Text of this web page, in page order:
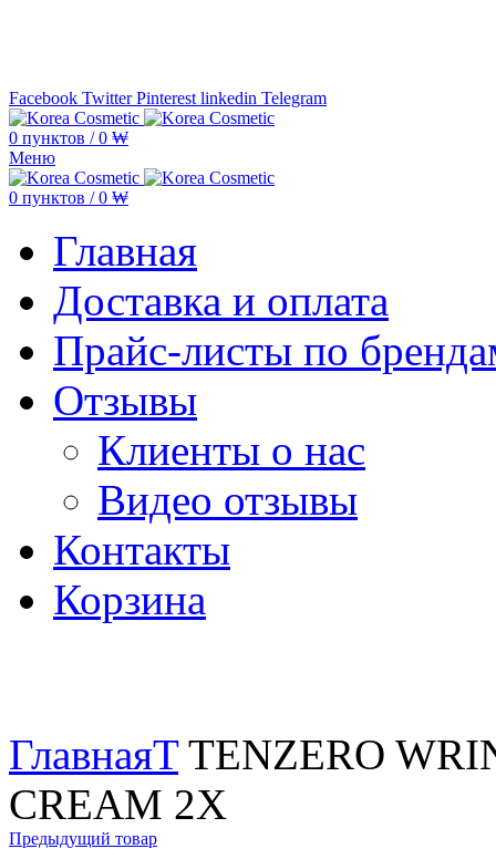
Facebook Twitter Pinterest linkedin Telegram
0 пунктов / 0 ₩
Меню
0 пунктов / 0 ₩
Главная
Доставка и оплата
Прайс-листы по
Отзывы
Клиенты о нас
Видео отзывы
Контакты
Корзина
ГлавнаяTTENZERO
CREAM 2X
Предыдущий товар